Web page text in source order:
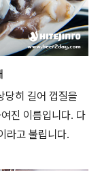
당히 길어 껍질을
진 이름입니다. 다
라고 불립니다.